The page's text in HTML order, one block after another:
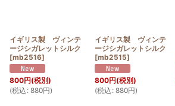
イギリス製 ヴィンテ
ージシガレットシルク
[mb2516]
800円(税別)
(税込 : 880円)
イギリス製 ヴィンテ
ージシガレットシルク
[mb2515]
800円(税別)
(税込 : 880円)